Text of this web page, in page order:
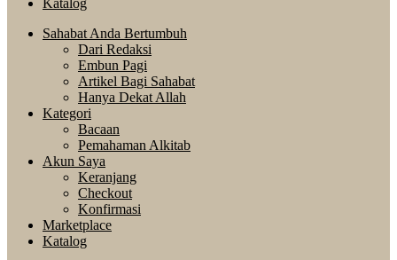
Katalog
Sahabat Anda Bertumbuh
Dari Redaksi
Embun Pagi
Artikel Bagi Sahabat
Hanya Dekat Allah
Kategori
Bacaan
Pemahaman Alkitab
Akun Saya
Keranjang
Checkout
Konfirmasi
Marketplace
Katalog